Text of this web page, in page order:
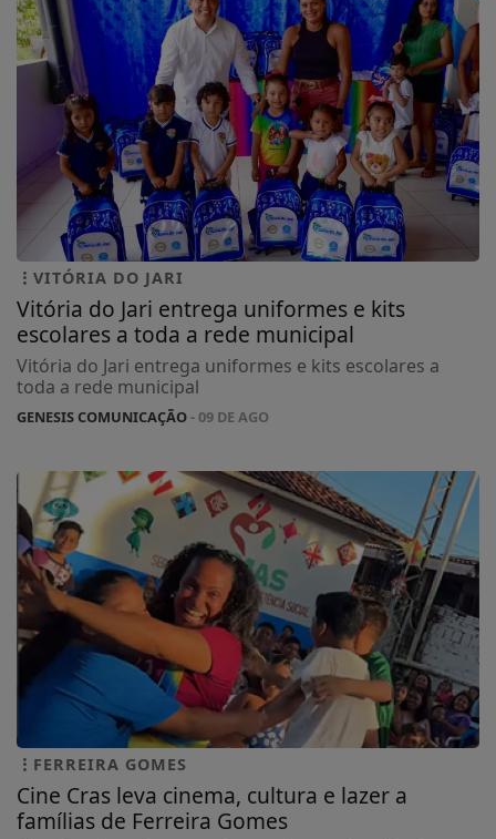
VITÓRIA DO JARI
Vitória do Jari entrega uniformes e kits
escolares a toda a rede municipal
Vitória do Jari entrega uniformes e kits escolares a
toda a rede municipal
GENESIS COMUNICAÇÃO- 09 DE AGO
FERREIRA GOMES
Cine Cras leva cinema, cultura e lazer a
famílias de Ferreira Gomes